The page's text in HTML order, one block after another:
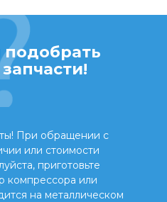
При обращении с
или стоимости
приготовьте
компрессора или
на металлическом